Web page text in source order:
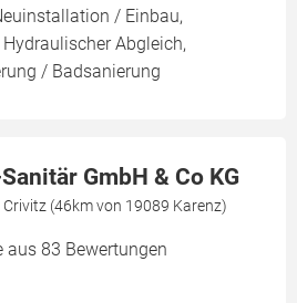
/ Einbau,
Abgleich,
/ Badsanierung
GmbH & Co KG
(46km von 19089 Karenz)
aus 83 Bewertungen